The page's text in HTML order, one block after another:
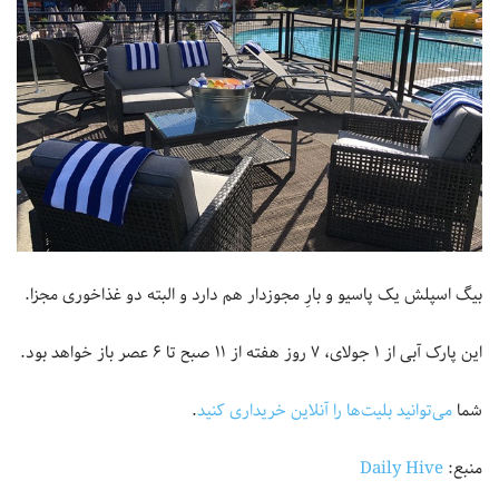
بیگ اسپلش یک پاسیو و بارِ مجوزدار هم دارد و البته دو غذاخوری مجزا.
این پارک آبی از ۱ جولای، ۷ روز هفته از ۱۱ صبح تا ۶ عصر باز خواهد بود.
شمامی‌توانید بلیت‌ها را آنلاین خریداری کنید.
منبع:Daily Hive